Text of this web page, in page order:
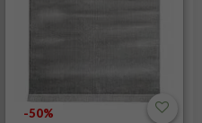
-50%